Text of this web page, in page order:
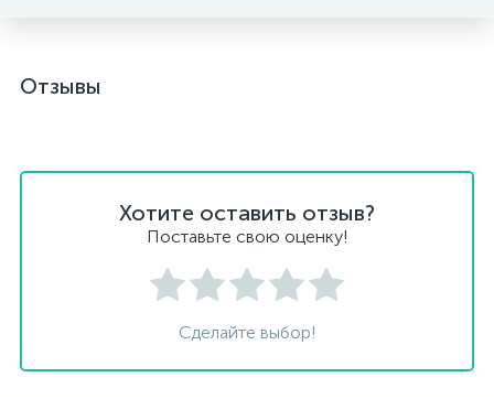
Отзывы
Хотите оставить отзыв?
Поставьте свою оценку!
Сделайте выбор!